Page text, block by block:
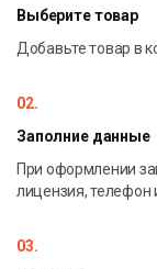
Выберите товар
Добавьте товар в
02.
Заполние данные
При оформлении
лицензия, телефон
03.